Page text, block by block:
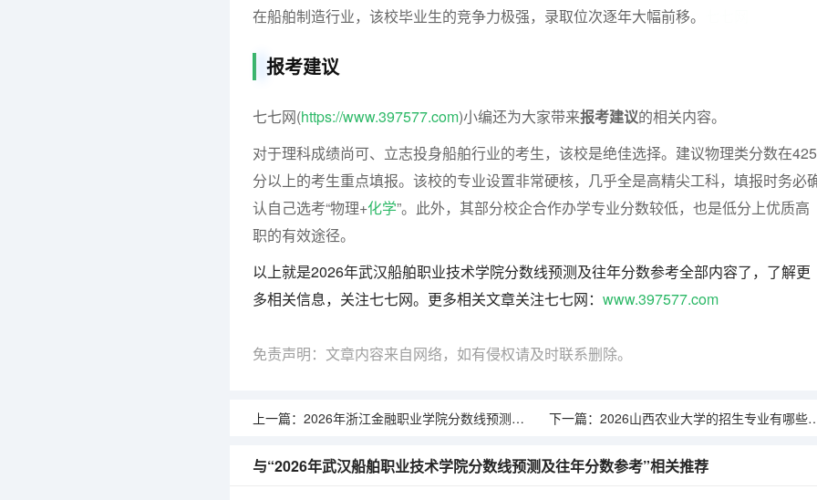
在船舶制造行业，该校毕业生的竞争力极强，录取位次逐年大幅前移。
报考建议
七七网(https://www.397577.com)小编还为大家带来报考建议的相关内容。
对于理科成绩尚可、立志投身船舶行业的考生，该校是绝佳选择。建议物理类分数在425
分以上的考生重点填报。该校的专业设置非常硬核，几乎全是高精尖工科，填报时务必
认自己选考“物理+化学”。此外，其部分校企合作办学专业分数较低，也是低分上优质高
职的有效途径。
以上就是2026年武汉船舶职业技术学院分数线预测及往年分数参考全部内容了，了解更
多相关信息，关注七七网。更多相关文章关注七七网： www.397577.com
免责声明：文章内容来自网络，如有侵权请及时联系删除。
上一篇： 2026年浙江金融职业学院分数线预测及往年分数参考 下一篇： 2026山西农业大学的招生专业有哪些，优势专业
与“2026年武汉船舶职业技术学院分数线预测及往年分数参考”相关推荐